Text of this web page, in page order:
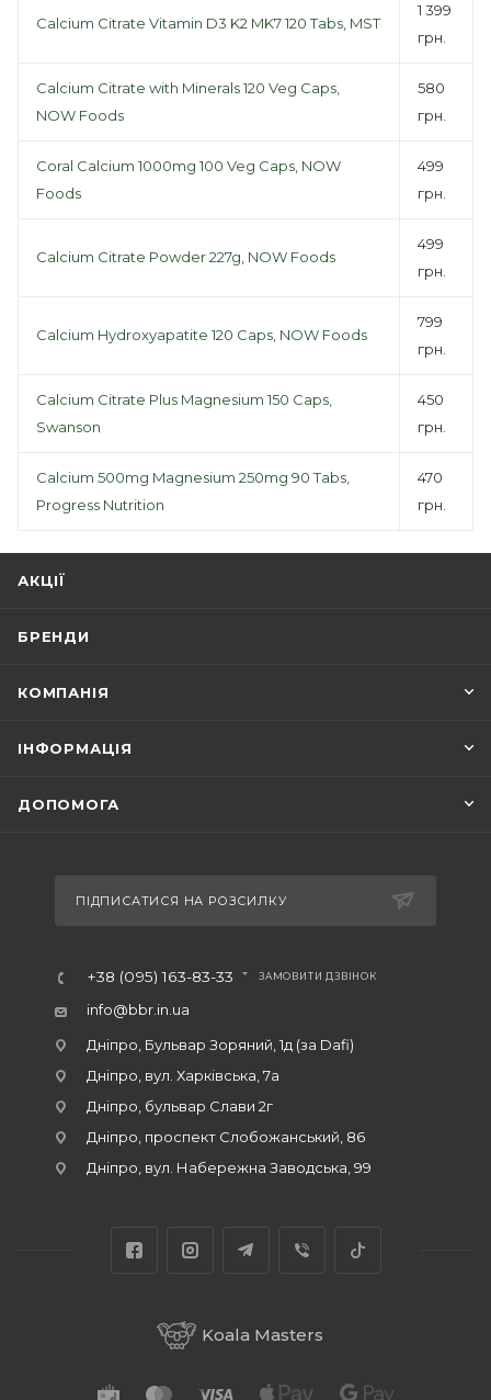
Calcium Citrate Vitamin D3 K2 MK7 120 Tabs, MST
1 399
грн.
Calcium Citrate with Minerals 120 Veg Caps,
NOW Foods
580
грн.
Coral Calcium 1000mg 100 Veg Caps, NOW
Foods
499
грн.
Calcium Citrate Powder 227g, NOW Foods
499
грн.
Calcium Hydroxyapatite 120 Caps, NOW Foods
799
грн.
Calcium Citrate Plus Magnesium 150 Caps,
Swanson
450
грн.
Calcium 500mg Magnesium 250mg 90 Tabs,
Progress Nutrition
470
грн.
АКЦІЇ
БРЕНДИ
КОМПАНІЯ
ІНФОРМАЦІЯ
ДОПОМОГА
ПІДПИСАТИСЯ НА РОЗСИЛКУ
+38 (095) 163-83-33 ЗАМОВИТИ ДЗВІНОК
info@bbr.in.ua
Дніпро, Бульвар Зоряний, 1д (за Dafi)
Дніпро, вул. Харківська, 7а
Дніпро, бульвар Слави 2г
Дніпро, проспект Слобожанський, 86
Дніпро, вул. Набережна Заводська, 99
Koala Masters